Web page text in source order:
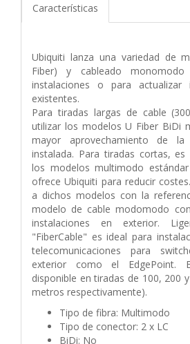
Características
Ubiquiti lanza una variedad de
Fiber) y cableado
instalaciones o para actualizar
existentes.
Para tiradas largas de cable
utilizar los modelos U Fiber BiDi
mayor aprovechamiento de la
instalada. Para tiradas cortas, es
los modelos multimodo
ofrece Ubiquiti para reducir
a dichos modelos con la
modelo de cable modomodo
instalaciones en exterior.
"FiberCable" es ideal para
telecomunicaciones para
exterior como el EdgePoint.
disponible en tiradas de 100, 200
metros respectivamente).
Tipo de fibra: Multimodo
Tipo de conector: 2 x LC
BiDi: No